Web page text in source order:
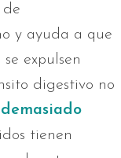
y ayuda a que
expulsen
digestivo no
tienen